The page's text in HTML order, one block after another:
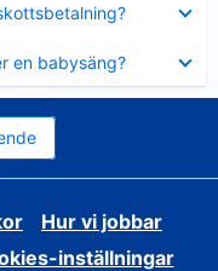
en babysäng?
Hur vi jobbar
inställningar